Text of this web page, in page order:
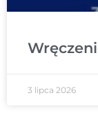
3 lipca 2026